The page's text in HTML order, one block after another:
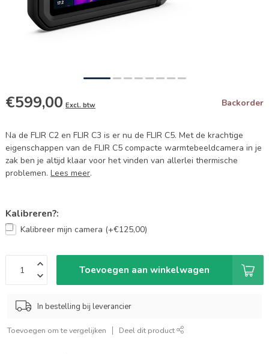
€599,00 Excl. btw Backorder
Na de FLIR C2 en FLIR C3 is er nu de FLIR C5. Met de krachtige
eigenschappen van de FLIR C5 compacte warmtebeeldcamera in je
zak ben je altijd klaar voor het vinden van allerlei thermische
problemen. Lees meer.
Kalibreren?:
Kalibreer mijn camera (+€125,00)
Toevoegen aan winkelwagen
In bestelling bij leverancier
Toevoegen om te vergelijken Deel dit product